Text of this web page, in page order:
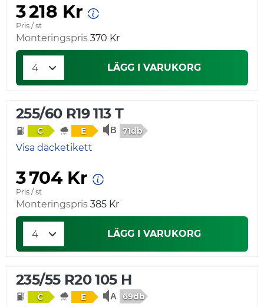
3 218 Kr
Pris / st
Monteringspris 370 Kr
LÄGG I VARUKORG
255/60 R19 113 T
C E 71db
Visa däcketikett
3 704 Kr
Pris / st
Monteringspris 385 Kr
LÄGG I VARUKORG
235/55 R20 105 H
C E 69db